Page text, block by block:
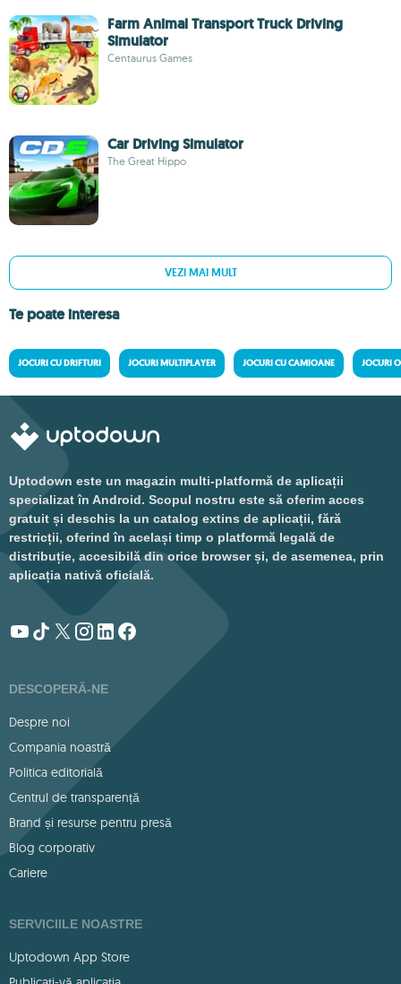
Farm Animal Transport Truck Driving
Simulator
Centaurus Games
Car Driving Simulator
The Great Hippo
VEZI MAI MULT
Te poate interesa
JOCURI CU DRIFTURI JOCURI MULTIPLAYER JOCURI CU CAMIOANE JOCURI
Uptodown este un magazin multi-platformă de aplicații
specializat în Android. Scopul nostru este să oferim acces
gratuit și deschis la un catalog extins de aplicații, fără
restricții, oferind în același timp o platformă legală de
distribuție, accesibilă din orice browser și, de asemenea, prin
aplicația nativă oficială.
DESCOPERĂ-NE
Despre noi
Compania noastră
Politica editorială
Centrul de transparență
Brand și resurse pentru presă
Blog corporativ
Cariere
SERVICIILE NOASTRE
Uptodown App Store